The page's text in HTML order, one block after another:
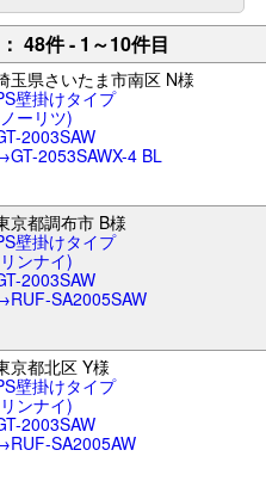
48件 - 1～10件目
玉県さいたま市南区 N様
壁掛けタイプ
ーリツ)
2003SAW
2053SAWX-4 BL
京都調布市 B様
壁掛けタイプ
ンナイ)
2003SAW
SA2005SAW
京都北区 Y様
壁掛けタイプ
ンナイ)
2003SAW
SA2005AW